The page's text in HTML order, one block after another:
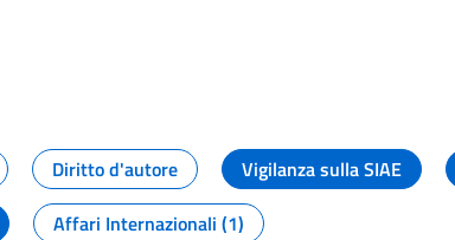
Diritto d'autore Vigilanza sulla SIAE
Affari Internazionali (1)